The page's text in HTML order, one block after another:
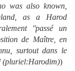
was also known,
as a Harod
''passé un
de Maître, en
surtout dans le
(pluriel:Harodim))